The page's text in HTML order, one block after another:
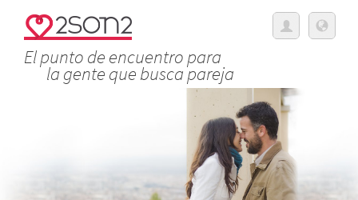
El punto de encuentro para
la gente que busca pareja